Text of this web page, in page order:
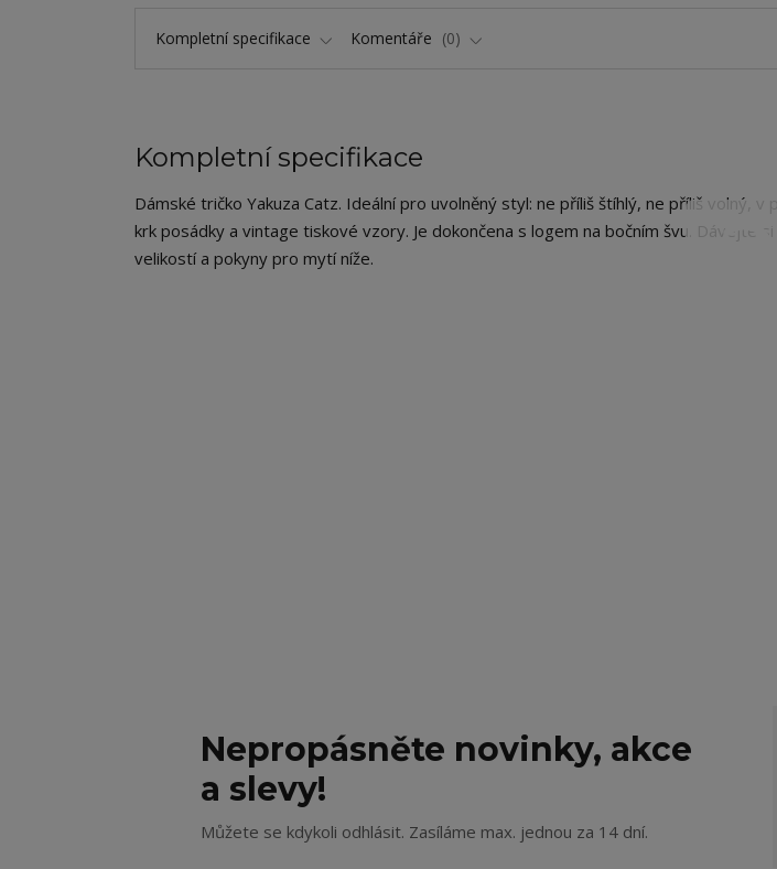
Kompletní specifikace Komentáře 0
Kompletní specifikace
Dámské tričko Yakuza Catz. Ideální pro uvolněný styl: ne příliš štíhlý, ne příliš volný,
krk posádky a vintage tiskové vzory. Je dokončena s logem na bočním švu. Dávejte
velikostí a pokyny pro mytí níže.
Nepropásněte novinky, akce
a slevy!
Můžete se kdykoli odhlásit. Zasíláme max. jednou za 14 dní.